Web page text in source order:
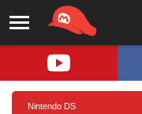
Nintendo DS